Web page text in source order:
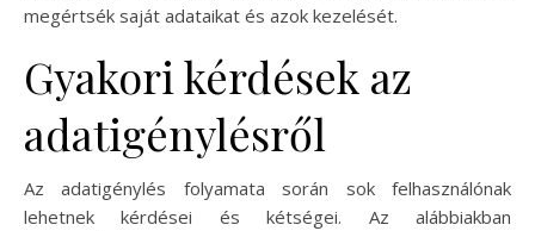
megértsék saját adataikat és azok kezelését.
Gyakori kérdések az
adatigénylésről
Az adatigénylés folyamata során sok felhasználónak
lehetnek kérdései és kétségei. Az alábbiakban